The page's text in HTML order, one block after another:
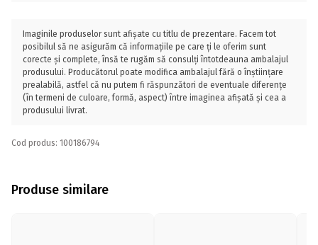
Imaginile produselor sunt afișate cu titlu de prezentare. Facem tot
posibilul să ne asigurăm că informațiile pe care ți le oferim sunt
corecte și complete, însă te rugăm să consulți întotdeauna ambalajul
produsului. Producătorul poate modifica ambalajul fără o înștiințare
prealabilă, astfel că nu putem fi răspunzători de eventuale diferențe
(în termeni de culoare, formă, aspect) între imaginea afișată și cea a
produsului livrat.
Cod produs: 100186794
Produse similare